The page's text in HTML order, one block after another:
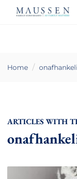
Home
ARTICLES WITH